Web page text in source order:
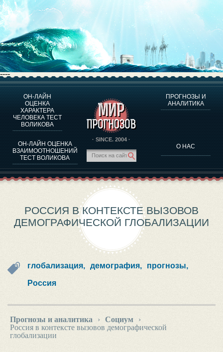
----
ОН-ЛАЙН
ОЦЕНКА
ХАРАКТЕРА
ЧЕЛОВЕКА ТЕСТ
ВОЛИКОВА
ОН-ЛАЙН ОЦЕНКА
ВЗАИМООТНОШЕНИЙ
ТЕСТ ВОЛИКОВА
· SINCE. 2004 ·
ПРОГНОЗЫ И
АНАЛИТИКА
О НАС
О ПРОГРАММЕ
ОЦЕНКА ХАРАКТЕРA ЧЕЛОВЕКА
ОЦЕНКА ХАРАКТЕРА ВЫДАЮЩИХСЯ ЛИЧНОСТЕЙ
О ПРОГРАММЕ
ТЕСТ НА СОВМЕСТИМОСТЬ ВОЛИКОВА
ПРОГНОЗЫ И АНАЛИТИКА
РОССИЯ В КОНТЕКСТЕ ВЫЗОВОВ
ДЕМОГРАФИЧЕСКОЙ ГЛОБАЛИЗАЦИИ
глобализация, демография, прогнозы,
Россия
Прогнозы и аналитика › Социум
›
Россия в контексте вызовов демографической
глобализации